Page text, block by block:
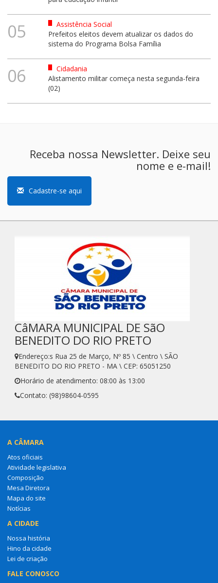
05
Assistência Social
Prefeitos eleitos devem atualizar os dados do
sistema do Programa Bolsa Família
06
Cidadania
Alistamento militar começa nesta segunda-feira
(02)
Receba nossa Newsletter. Deixe seu
nome e e-mail!
Cadastre-se aqui
CâMARA MUNICIPAL DE SãO
BENEDITO DO RIO PRETO
Endereço:s Rua 25 de Março, Nº 85 \ Centro \ SÃO
BENEDITO DO RIO PRETO - MA \ CEP: 65051250
Horário de atendimento: 08:00 às 13:00
Contato: (98)98604-0595
A CÂMARA
Atos oficiais
Atividade legislativa
Composição
Mesa Diretora
Mapa do site
Notícias
A CIDADE
Nossa história
Hino da cidade
Lei de criação
FALE CONOSCO